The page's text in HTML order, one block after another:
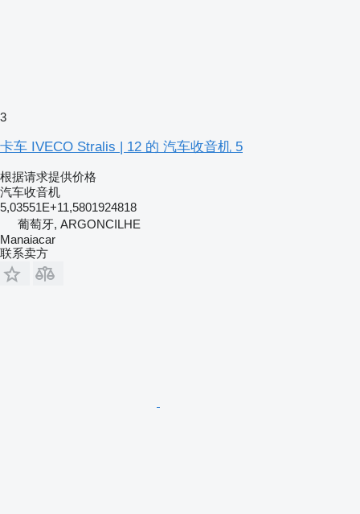
3
卡车 IVECO Stralis | 12 的 汽车收音机 5
根据请求提供价格
汽车收音机
5,03551E+11,5801924818
葡萄牙, ARGONCILHE
Manaiacar
联系卖方